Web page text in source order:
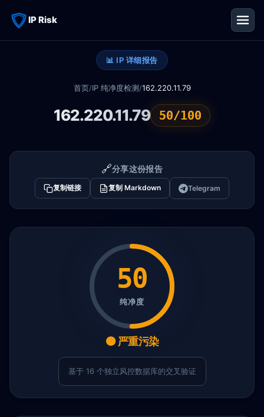
IP Risk
📊 IP 详细报告
首页/IP 纯净度检测/162.220.11.79
162.220.11.79 50/100
🔗分享这份报告
复制链接 复制 Markdown Telegram
50
纯净度
🟠 严重污染
基于 16 个独立风控数据库的交叉验证